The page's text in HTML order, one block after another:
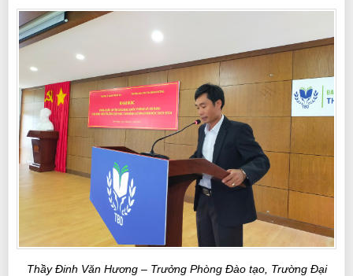
Thầy Đinh Văn Hương – Trưởng Phòng Đào tạo, Trường Đại